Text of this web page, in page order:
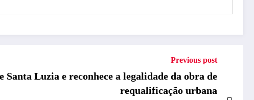
Previous post
Luzia e reconhece a legalidade da obra de
requalificação urbana